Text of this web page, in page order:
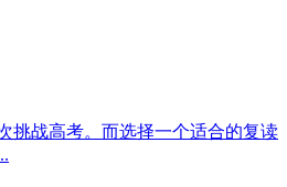
挑战高考。而选择一个适合的复读